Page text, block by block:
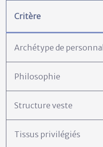
Critère
Archétype de
Philosophie
Structure veste
Tissus privilégiés